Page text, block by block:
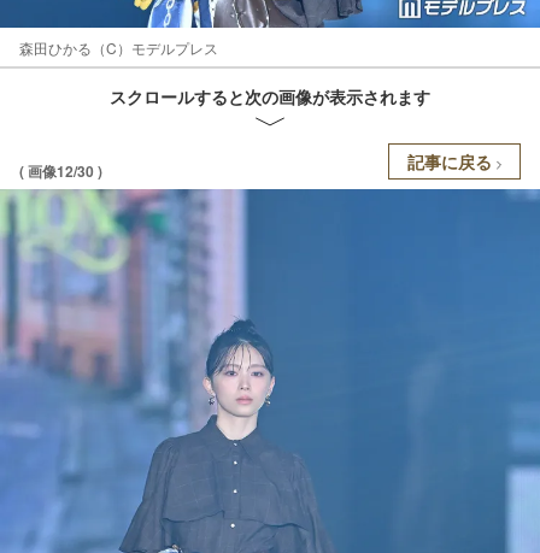
森田ひかる（C）モデルプレス
スクロールすると次の画像が表示されます
( 画像12/30 ) 記事に戻る